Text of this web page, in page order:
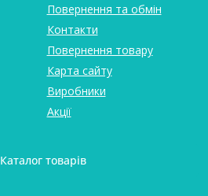
Повернення та обмін
Контакти
Повернення товару
Карта сайту
Виробники
Акції
Каталог товарів